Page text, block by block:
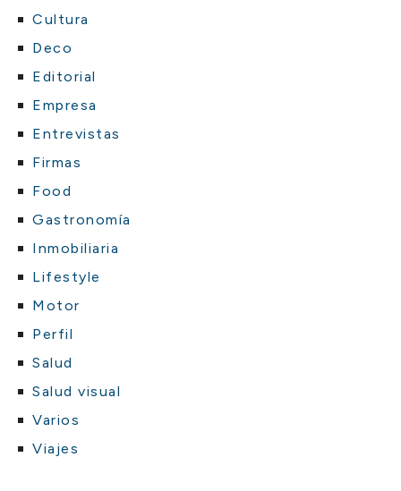
Cultura
Deco
Editorial
Empresa
Entrevistas
Firmas
Food
Gastronomía
Inmobiliaria
Lifestyle
Motor
Perfil
Salud
Salud visual
Varios
Viajes